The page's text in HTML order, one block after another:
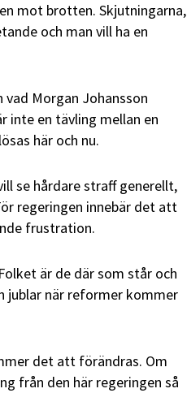
mot brotten. Skjutningarna,
och man vill ha en
Morgan Johansson
inte en tävling mellan en
här och nu.
se hårdare straff generellt,
regeringen innebär det att
frustration.
är de där som står och
jublar när reformer kommer
det att förändras. Om
från den här regeringen så